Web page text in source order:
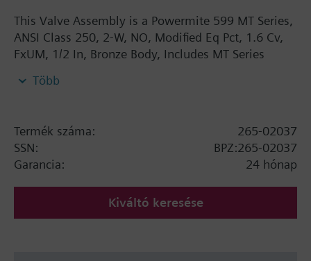
This Valve Assembly is a Powermite 599 MT Series,
ANSI Class 250, 2-W, NO, Modified Eq Pct, 1.6 Cv,
FxUM, 1/2 In, Bronze Body, Includes MT Series
control of hot or chilled water for convectors
Több
Termék száma:
265-02037
SSN:
BPZ:265-02037
Garancia:
24 hónap
Kiváltó keresése